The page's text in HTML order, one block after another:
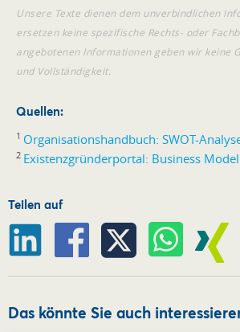
Unsere Texte dienen dem unverbindlichen
ersetzen keine spezifische Rechts- oder
angebotenen Informationen geben wir keine
und Vollständigkeit.
Quellen:
1 Organisationshandbuch: SWOT-
2 Existenzgründerportal: Business
Teilen auf
Das könnte Sie auch